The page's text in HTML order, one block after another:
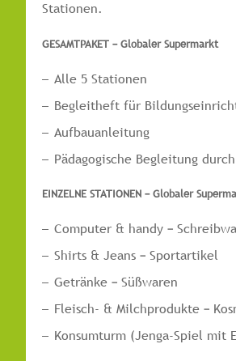
Stationen.
GESAMTPAKET – Globaler Supermarkt
Alle 5 Stationen
Begleitheft für
Aufbauanleitung
Pädagogische Begleitung
EINZELNE STATIONEN – Globaler
Computer & handy –
Shirts & Jeans – Sportartikel
Getränke – Süßwaren
Fleisch- & Milchprodukte –
Konsumturm (Jenga-Spiel mit